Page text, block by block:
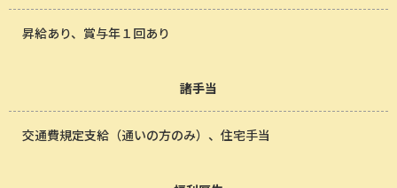
昇給あり、賞与年１回あり
諸手当
交通費規定支給（通いの方のみ）、住宅手当